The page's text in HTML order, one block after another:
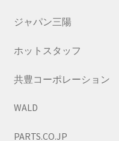
ジャパン三陽
ホットスタッフ
共豊コーポレーション
WALD
PARTS.CO.JP